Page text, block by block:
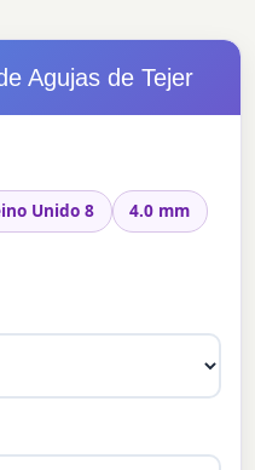
Agujas de Tejer
Unido 8
4.0 mm